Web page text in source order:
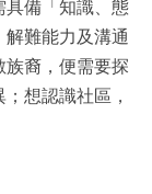
具備「知識、態
難能力及溝通
族裔，便需要探
想認識社區，